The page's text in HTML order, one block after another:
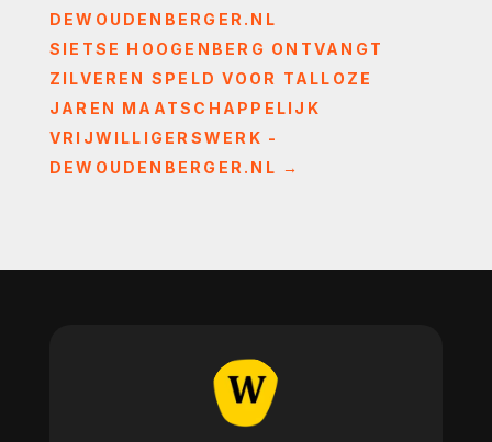
DEWOUDENBERGER.NL
SIETSE HOOGENBERG ONTVANGT
ZILVEREN SPELD VOOR TALLOZE
JAREN MAATSCHAPPELIJK
VRIJWILLIGERSWERK -
DEWOUDENBERGER.NL →